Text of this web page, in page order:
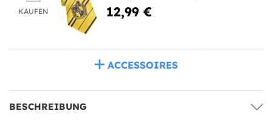
KAUFEN 12,99 €
ACCESSOIRES
BESCHREIBUNG